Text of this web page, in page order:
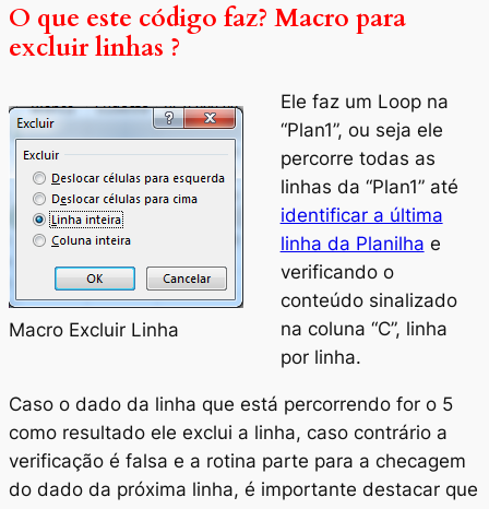
O que este código faz? Macro para
excluir linhas ?
Macro Excluir Linha
Ele faz um Loop na
“Plan1”, ou seja ele
percorre todas as
linhas da “Plan1” até
identificar a última
linha da Planilha e
verificando o
conteúdo sinalizado
na coluna “C”, linha
por linha.
Caso o dado da linha que está percorrendo for o 5
como resultado ele exclui a linha, caso contrário a
verificação é falsa e a rotina parte para a checagem
do dado da próxima linha, é importante destacar que